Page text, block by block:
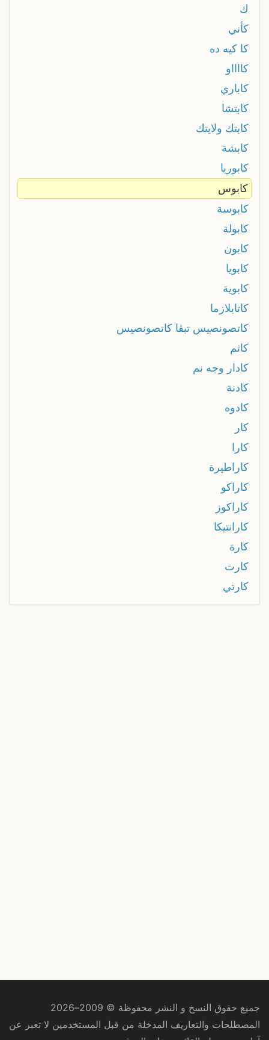
ك
كأني
كا كيه ده
كااااو
كاباري
كابتشا
كابتك ولايتك
كابشة
كابوريا
كابوس
كابوسة
كابولة
كابون
كابويا
كابوية
كاتابلازما
كاتصونصيس تبقا كاتصونصيس
كاثم
كادار وجه نم
كادنة
كادوه
كار
كارا
كاراطيرة
كاراكو
كاراكوز
كارانتيكا
كارة
كارت
كارتي
جميع حقوق النسخ و النشر محفوظة © 2009–2026
المصطلحات والتعاريف المدخلة من قبل المستخدمين لا تعبر عن